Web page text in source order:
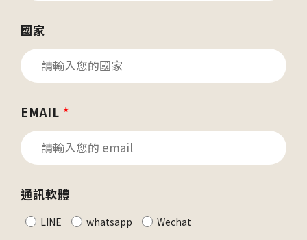
國家
EMAIL *
通訊軟體
LINE whatsapp Wechat